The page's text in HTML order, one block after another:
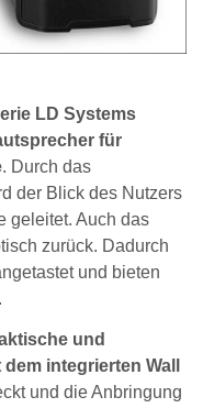
LD Systems
für
. Durch das
der Blick des Nutzers
geleitet. Auch das
zurück. Dadurch
und bieten
und
integrierten Wall
und die Anbringung